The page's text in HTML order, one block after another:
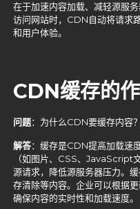
在于加速内容加载、减轻源服
访问网站时，CDN自动将请求
和用户体验。
CDN缓存的
问题：为什么CDN要缓存内容
解答：缓存是CDN提高加载速
（如图片、CSS、JavaScript
源请求，降低源服务器压力。
存清除等内容。企业可以根据
确保内容的实时性和加载速度。